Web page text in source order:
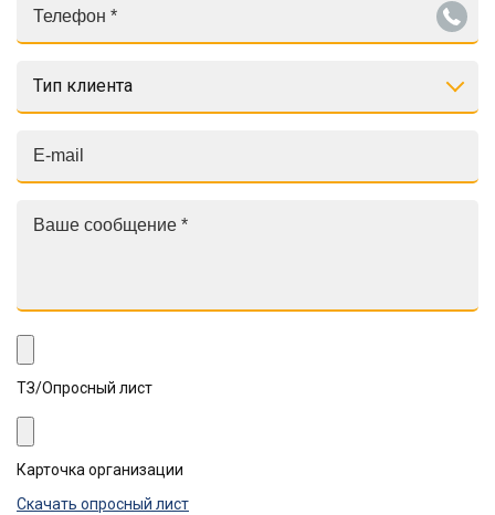
Тип клиента
ТЗ/Опросный лист
Карточка организации
Скачать опросный лист